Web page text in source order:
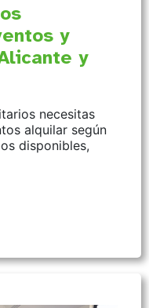
y
y
necesitas
alquilar según
disponibles,